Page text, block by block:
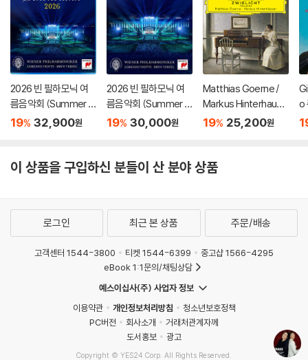
2026 빈 필하모닉 여
름음악회 (Summer Ni
ght Concert 2026)
19% 32,900원
2026 빈 필하모닉 여
름음악회 (Summer Ni
ght Concert 2026)
19% 30,000원
Matthias Goerne /
Markus Hinterhause
r 슈만: 황혼 (가곡집)
19% 25,200원
o
이 상품을 구입하신 분들이 산 분야 상품
로그인 최근 본 상품 주문/배송
고객센터 1544-3800 티켓 1544-6399
중고샵 1566-4295
eBook 1:1문의/채팅상담
예스이십사(주) 사업자 정보
이용약관
개인정보처리방침
청소년보호정책
PC버전
회사소개
거래처관계자께
도서홍보
광고
Copyright © YES24 Corp. All Rights Reserved.